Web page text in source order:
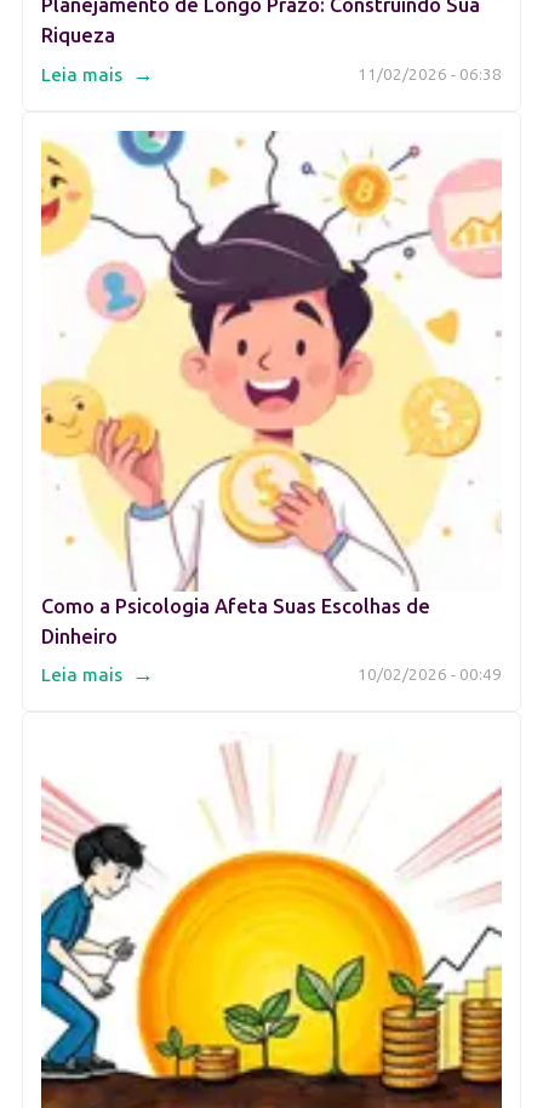
Planejamento de Longo Prazo: Construindo Sua
Riqueza
11/02/2026 - 06:38
Leia mais →
Como a Psicologia Afeta Suas Escolhas de
Dinheiro
10/02/2026 - 00:49
Leia mais →